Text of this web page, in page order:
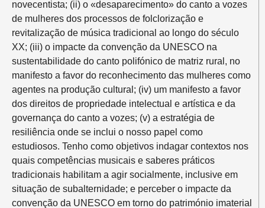
novecentista; (ii) o «desaparecimento» do canto a vozes
de mulheres dos processos de folclorização e
revitalização de música tradicional ao longo do século
XX; (iii) o impacte da convenção da UNESCO na
sustentabilidade do canto polifónico de matriz rural, no
manifesto a favor do reconhecimento das mulheres como
agentes na produção cultural; (iv) um manifesto a favor
dos direitos de propriedade intelectual e artística e da
governança do canto a vozes; (v) a estratégia de
resiliência onde se inclui o nosso papel como
estudiosos. Tenho como objetivos indagar contextos nos
quais competências musicais e saberes práticos
tradicionais habilitam a agir socialmente, inclusive em
situação de subalternidade; e perceber o impacte da
convenção da UNESCO em torno do património imaterial